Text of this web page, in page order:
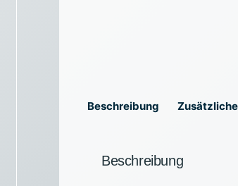
Beschreibung
Beschreibung